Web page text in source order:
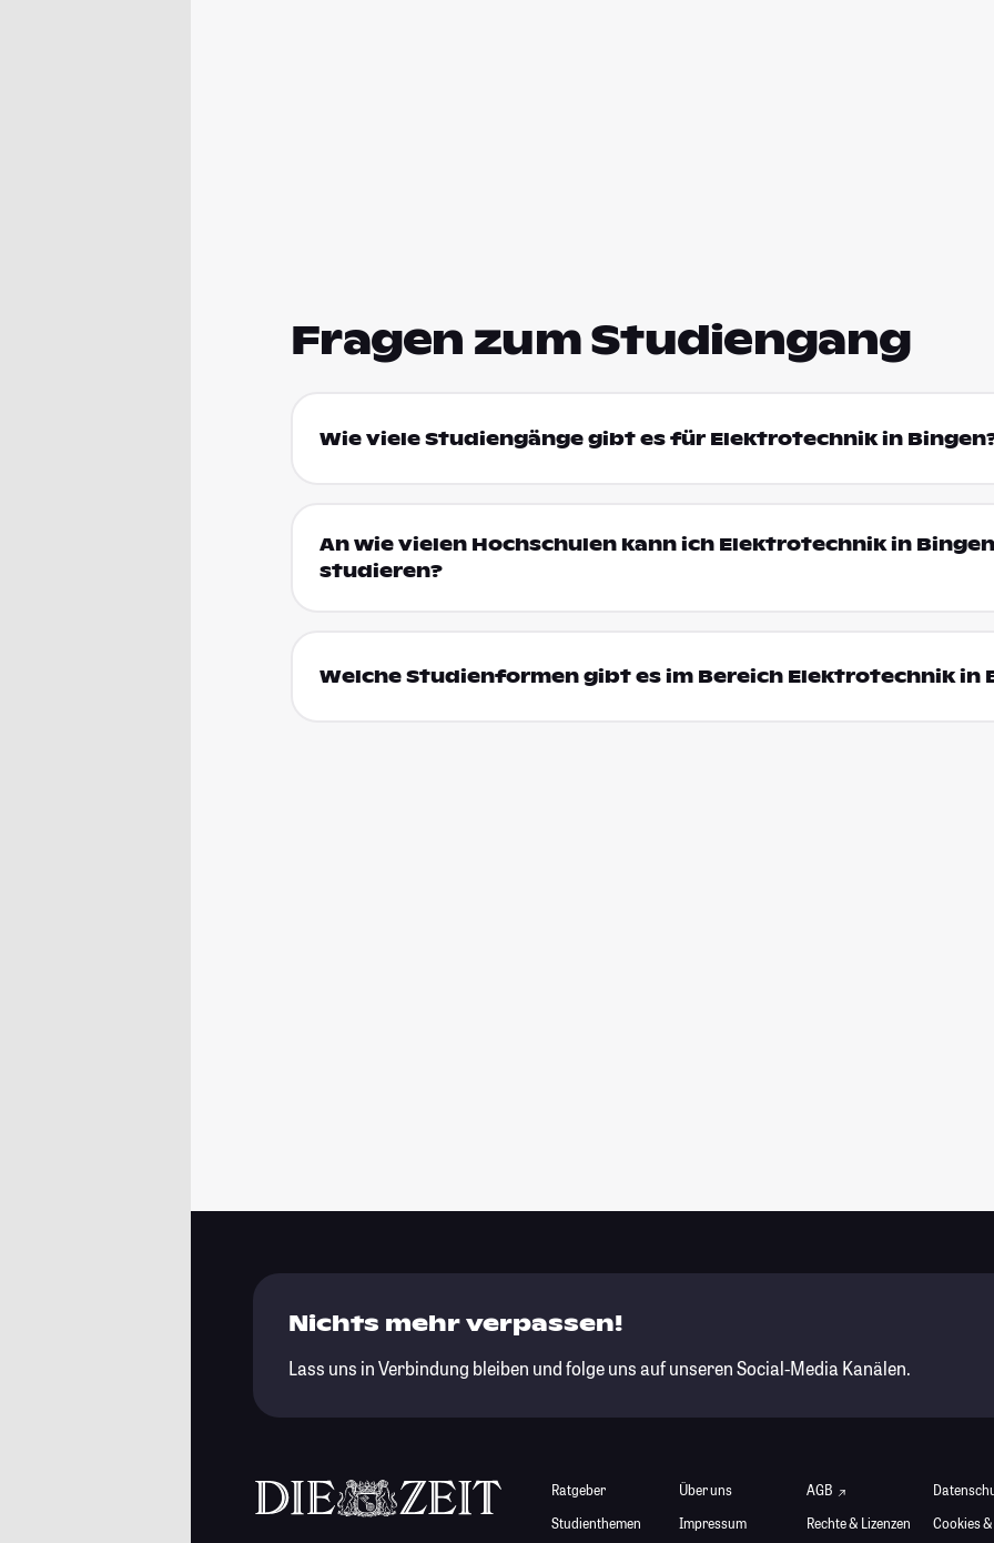
Fragen zum Studiengang
Wie viele Studiengänge gibt es für Elektrotechnik in
An wie vielen Hochschulen kann ich Elektrotechnik in Bingen
studieren?
Welche Studienformen gibt es im Bereich Elektrotechnik in
Nichts mehr verpassen!
Lass uns in Verbindung bleiben und folge uns auf unseren Social-Media Kanälen.
Ratgeber
Studienthemen
Über uns
Impressum
AGB
Rechte & Lizenzen
Cookies